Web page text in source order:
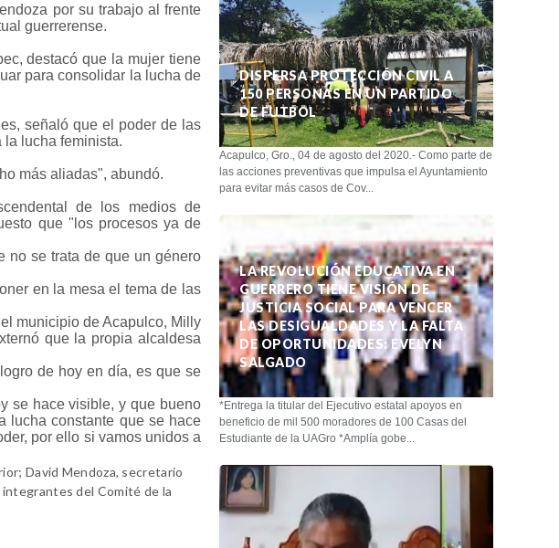
por su trabajo al frente
guerrerense.
destacó que la mujer tiene
para consolidar la lucha de
señaló que el poder de las
la lucha feminista.
más aliadas", abundó.
de los medios de
que "los procesos ya de
no se trata de que un género
en la mesa el tema de las
municipio de Acapulco, Milly
que la propia alcaldesa
de hoy en día, es que se
se hace visible, y que bueno
lucha constante que se hace
por ello si vamos unidos a
David Mendoza, secretario
del Comité de la
DISPERSA PROTECCIÓN CIVIL A
150 PERSONAS EN UN PARTIDO
DE FUTBOL
Acapulco, Gro., 04 de agosto del 2020.- Como parte de
las acciones preventivas que impulsa el Ayuntamiento
para evitar más casos de Cov...
LA REVOLUCIÓN EDUCATIVA EN
GUERRERO TIENE VISIÓN DE
JUSTICIA SOCIAL PARA VENCER
LAS DESIGUALDADES Y LA FALTA
DE OPORTUNIDADES: EVELYN
SALGADO
*Entrega la titular del Ejecutivo estatal apoyos en
beneficio de mil 500 moradores de 100 Casas del
Estudiante de la UAGro *Amplía gobe...